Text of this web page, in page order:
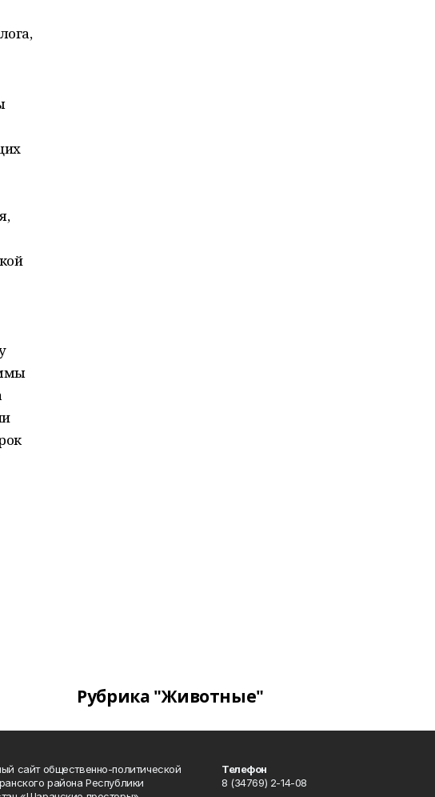
Рубрика "Животные"
сайт общественно-политической
района Республики
Телефон
8 (34769) 2-14-08